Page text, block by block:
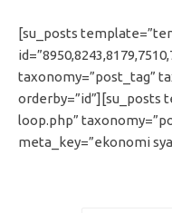
[su_posts
taxonomy=”post_tag”
loop.php”
meta_key=”ekonomi